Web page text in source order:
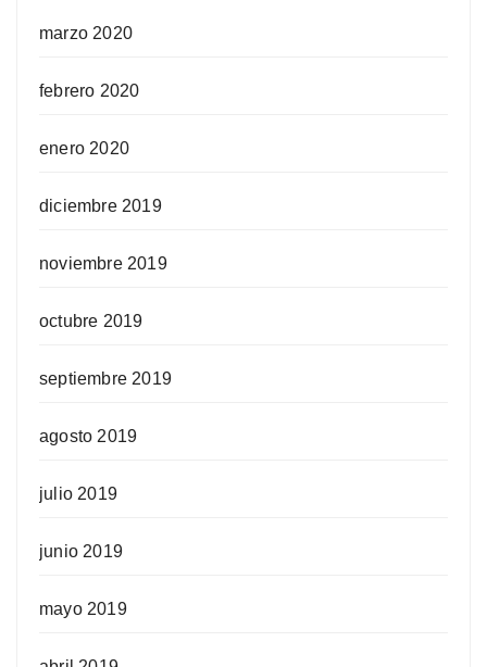
marzo 2020
febrero 2020
enero 2020
diciembre 2019
noviembre 2019
octubre 2019
septiembre 2019
agosto 2019
julio 2019
junio 2019
mayo 2019